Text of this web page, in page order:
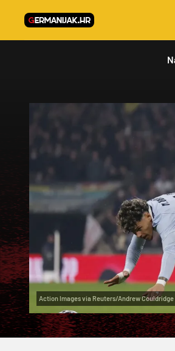
Action Images via Reuters/Andrew Couldridge